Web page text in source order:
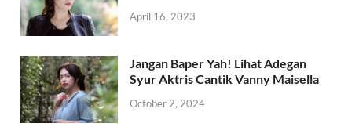
April 16, 2023
Jangan Baper Yah! Lihat Adegan
Syur Aktris Cantik Vanny Maisella
October 2, 2024